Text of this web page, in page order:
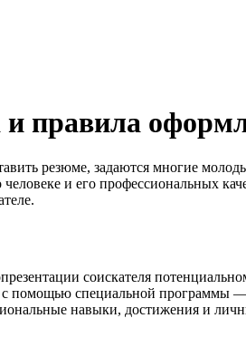
и правила
резюме, задаются многие
и его профессиональных
соискателя
специальной программы —
навыки, достижения и